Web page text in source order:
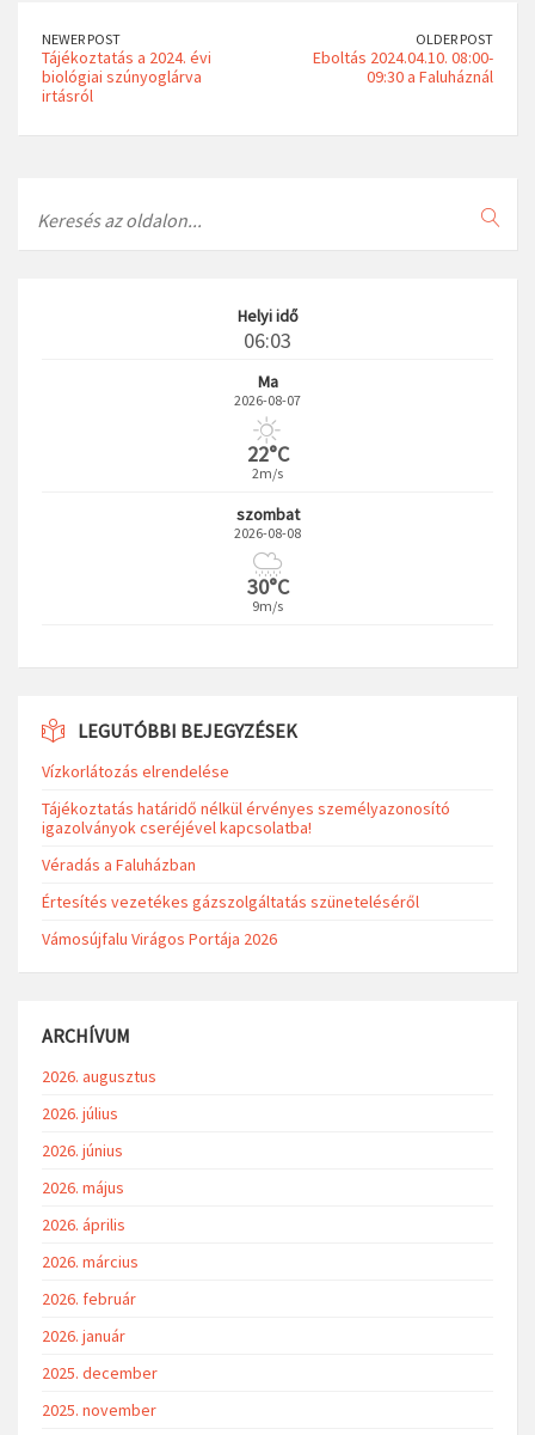
NEWER POST
Tájékoztatás a 2024. évi
biológiai szúnyoglárva
irtásról
OLDER POST
Eboltás 2024.04.10. 08:00-
09:30 a Faluháznál
Helyi idő
06:03
Ma
2026-08-07
22°C
2m/s
szombat
2026-08-08
30°C
9m/s
LEGUTÓBBI BEJEGYZÉSEK
Vízkorlátozás elrendelése
Tájékoztatás határidő nélkül érvényes személyazonosító
igazolványok cseréjével kapcsolatba!
Véradás a Faluházban
Értesítés vezetékes gázszolgáltatás szüneteléséről
Vámosújfalu Virágos Portája 2026
ARCHÍVUM
2026. augusztus
2026. július
2026. június
2026. május
2026. április
2026. március
2026. február
2026. január
2025. december
2025. november